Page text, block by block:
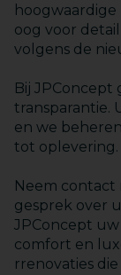
oog voor
volgens de
Bij
transparantie.
en we
tot oplevering.
Neem contact
gesprek over
JPConcept
comfort en
rrenovaties